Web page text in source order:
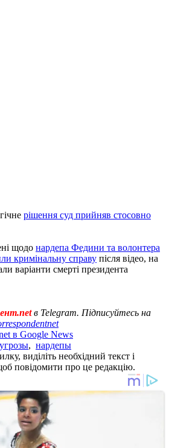
рішення суд прийняв стосовно
щодо нардепа Федини та волонтера
кримінальну справу після відео, на
варіанти смерті президента
в Telegram. Підписуйтесь на
в Google News
угрозы, нардепы
виділіть необхідний текст і
повідомити про це редакцію.